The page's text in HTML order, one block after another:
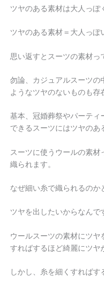
ツヤのある素材は大人っぽ
ツヤのある素材＝大人っぽ
思い返すとスーツの素材っ
勿論、カジュアルスーツ
ようなツヤのないものも存
基本、冠婚葬祭やパーテ
できるスーツにはツヤのあ
スーツに使うウールの素
織られます。
なぜ細い糸で織られるのか
ツヤを出したいからなんで
ウールスーツの素材にツヤ
すればするほど綺麗にツヤ
しかし、糸を細くすればす